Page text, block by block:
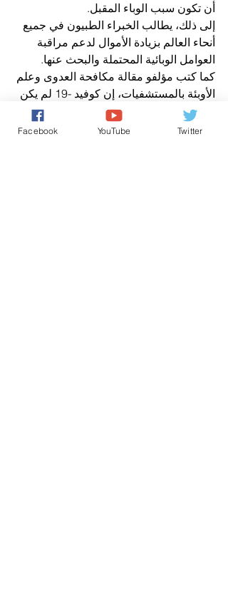
أن تكون سبب الوباء المقبل.
إلى ذلك، يطالب الخبراء الطبيون في جميع
أنحاء العالم بزيادة الأموال لدعم مراقبة
العوامل الوبائية المحتملة والبحث عنها.
كما كتب مؤلفو مقالة مكافحة العدوى وعلم
الأوبئة بالمستشفيات، إن كوفيد -19 لم يكن
الأول الذي أحدث فسادا في العالم ولن
يكون الأخير، وبالتالي نحن بحاجة إلى Facebook YouTube Twitter